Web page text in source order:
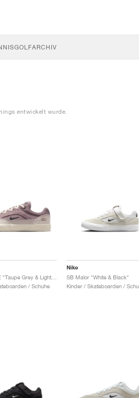
GOLFARCHIV
entwickelt wurde.
SB Malor TE "Taupe Grey & Light Orewood Brown"
/ Schuhe
Nike
SB Malor "White & Black"
Kinder / Skateboarden /